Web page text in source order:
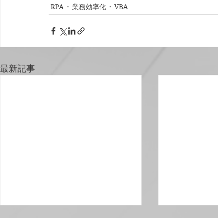
RPA 業務効率化 VBA
最新記事